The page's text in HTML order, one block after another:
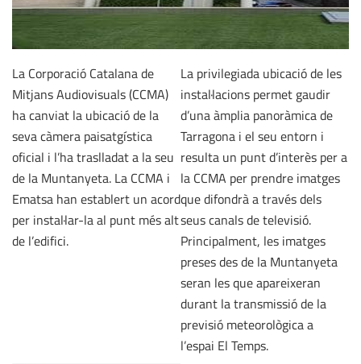
La Corporació Catalana de
Mitjans Audiovisuals (CCMA)
ha canviat la ubicació de la
seva càmera paisatgística
oficial i l’ha traslladat a la seu
de la Muntanyeta. La CCMA i
Ematsa han establert un acord
per instal·lar-la al punt més alt
de l’edifici.
La privilegiada ubicació de les
instal·lacions permet gaudir
d’una àmplia panoràmica de
Tarragona i el seu entorn i
resulta un punt d’interès per a
la CCMA per prendre imatges
que difondrà a través dels
seus canals de televisió.
Principalment, les imatges
preses des de la Muntanyeta
seran les que apareixeran
durant la transmissió de la
previsió meteorològica a
l’espai El Temps.